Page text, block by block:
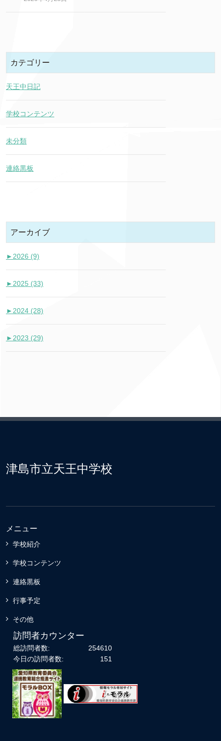
カテゴリー
天王中日記
学校コンテンツ
未分類
連絡黒板
アーカイブ
► 2026 (9)
► 2025 (33)
► 2024 (28)
► 2023 (29)
津島市立天王中学校
メニュー
学校紹介
学校コンテンツ
連絡黒板
行事予定
その他
訪問者カウンター
254610
総訪問者数:
151
今日の訪問者数: